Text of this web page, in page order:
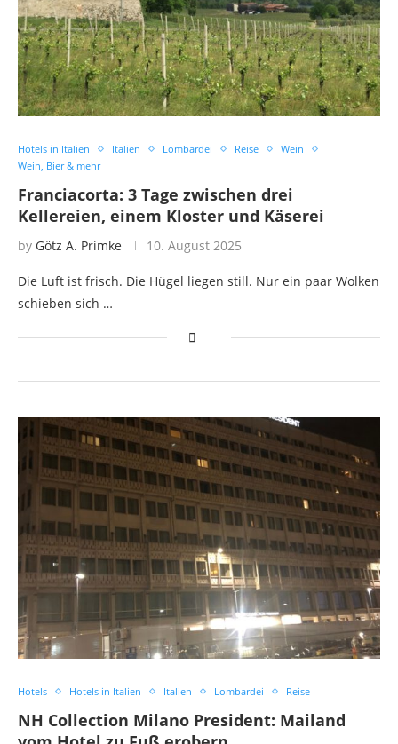
Hotels in Italien Italien Lombardei Reise
Wein
Wein, Bier & mehr
Franciacorta: 3 Tage zwischen drei
Kellereien, einem Kloster und Käserei
by Götz A. Primke 10. August 2025
Die Luft ist frisch. Die Hügel liegen still. Nur ein paar Wolken
schieben sich …
Hotels Hotels in Italien Italien Lombardei Reise
NH Collection Milano President: Mailand